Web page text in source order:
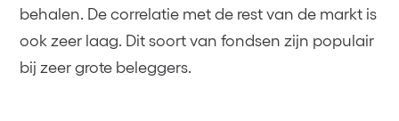
behalen. De correlatie met de rest van de markt is
ook zeer laag. Dit soort van fondsen zijn populair
bij zeer grote beleggers.